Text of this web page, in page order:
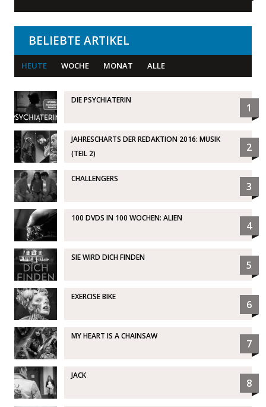
BELIEBTE ARTIKEL
HEUTE WOCHE MONAT ALLE
DIE PSYCHIATERIN
1
JAHRESCHARTS DER REDAKTION 2016: MUSIK
(TEIL 2)
2
CHALLENGERS
3
100 DVDS IN 100 WOCHEN: ALIEN
4
SIE WIRD DICH FINDEN
5
EXERCISE BIKE
6
MY HEART IS A CHAINSAW
7
JACK
8